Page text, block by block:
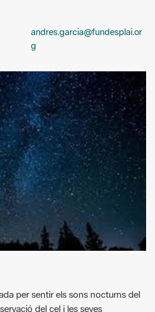
per sentir els sons nocturns del
activitat en silenci i ben atents
la nit a les Guilleries.